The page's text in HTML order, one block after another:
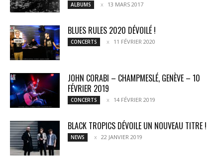
ALBUMS 13 MARS 2017
BLUES RULES 2020 DÉVOILÉ !
CONCERTS 11 FÉVRIER 2020
JOHN CORABI – CHAMPMESLÉ, GENÈVE – 10
FÉVRIER 2019
CONCERTS 14 FÉVRIER 2019
BLACK TROPICS DÉVOILE UN NOUVEAU TITRE !
NEWS 22 JANVIER 2019